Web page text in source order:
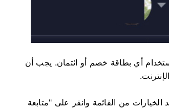
أي بطاقة خصم أو ائتمان. يجب أن
الخيارات من القائمة وانقر على "متابعة